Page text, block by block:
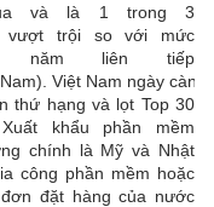
và là 1 trong 3
trội so với mức
năm liên tiếp
Việt Nam ngày
thứ hạng và lọt Top 30
khẩu phần mềm
chính là Mỹ và Nhật
công phần mềm hoặc
đặt hàng của nước